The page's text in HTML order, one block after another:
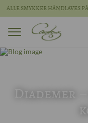
ALLE SMYKKER HÅNDLAVES
Diademer